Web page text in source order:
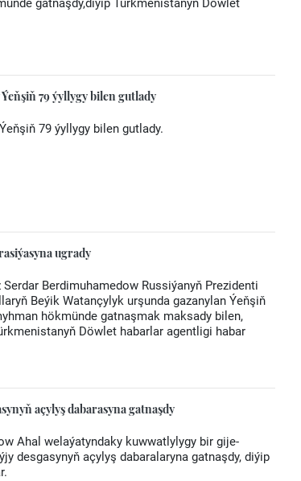
gatnaşdy,diýip Türkmenistanyň Döwlet
79 ýyllygy bilen gutlady
79 ýyllygy bilen gutlady.
ugrady
Berdimuhamedow Russiýanyň Prezidenti
Beýik Watançylyk urşunda gazanylan Ýeňşiň
hökmünde gatnaşmak maksady bilen,
Döwlet habarlar agentligi habar
açylyş dabarasyna gatnaşdy
Ahal welaýatyndaky kuwwatlylygy bir gije-
desgasynyň açylyş dabaralaryna gatnaşdy, diýip